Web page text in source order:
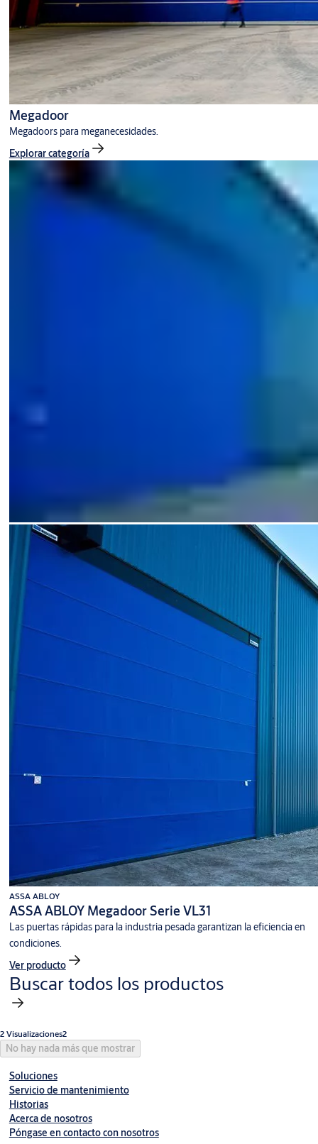
Megadoor
Megadoors para meganecesidades.
Explorar categoría
ASSA ABLOY
ASSA ABLOY Megadoor Serie VL31
Las puertas rápidas para la industria pesada garantizan la eficiencia en
condiciones.
Ver producto
Buscar todos los productos
2 Visualizaciones2
No hay nada más que mostrar
Soluciones
Servicio de mantenimiento
Historias
Acerca de nosotros
Póngase en contacto con nosotros